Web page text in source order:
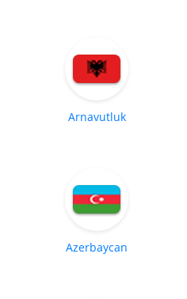
Arnavutluk
Azerbaycan